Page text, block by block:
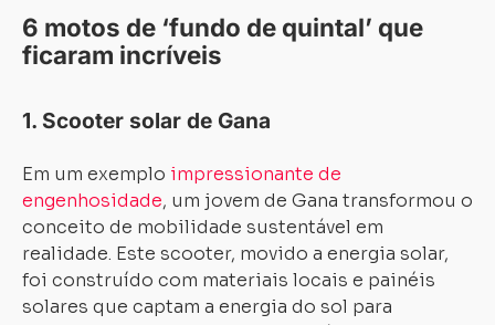
6 motos de ‘fundo de quintal’ que
ficaram incríveis
1. Scooter solar de Gana
Em um exemplo impressionante de
engenhosidade, um jovem de Gana transformou o
conceito de mobilidade sustentável em
realidade. Este scooter, movido a energia solar,
foi construído com materiais locais e painéis
solares que captam a energia do sol para